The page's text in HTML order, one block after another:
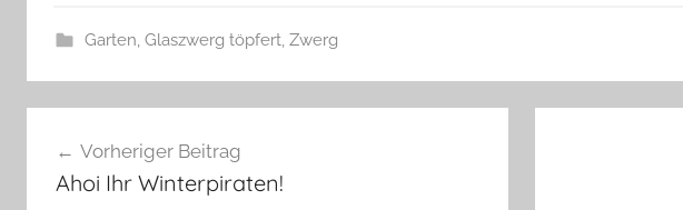
z
w
e
Garten, Glaszwerg töpfert, Zwerg
t
Vorheriger Beitrag
Ahoi Ihr Winterpiraten!